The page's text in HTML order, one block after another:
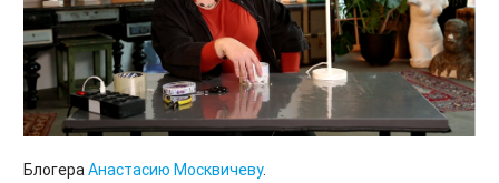
БлогераАнастасию Москвичеву.